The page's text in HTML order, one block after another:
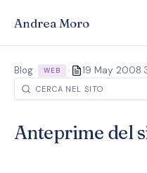
Andrea Moro
Blog> WEB > 19 May 2008·
Anteprime del